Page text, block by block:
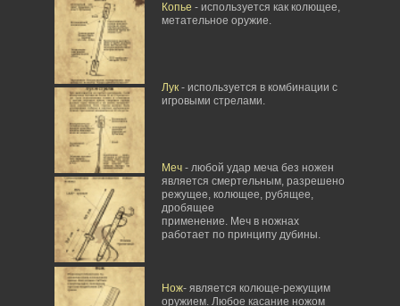
Копье - используется как колющее,
метательное оружие.
Лук- используется в комбинации с
игровыми стрелами.
Меч- любой удар меча без ножен
является смертельным, разрешено
режущее, колющее, рубящее,
дробящее
применение. Меч в ножнах
работает по принципу дубины.
Нож- является колюще-режущим
оружием. Любое касание ножом